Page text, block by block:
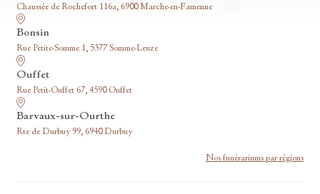
Chaussée de Rochefort 116a, 6900 Marche-en-Famenne
Bonsin
Rue Petite-Somme 1, 5377 Somme-Leuze
Ouffet
Rue Petit-Ouffet 67, 4590 Ouffet
Barvaux-sur-Ourthe
Rte de Durbuy 99, 6940 Durbuy
Nos funérariums par régions